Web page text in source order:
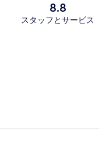
8.8
スタッフとサービス